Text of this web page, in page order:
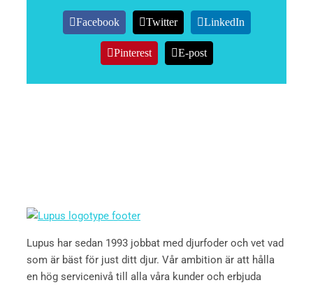
Facebook Twitter LinkedIn
Pinterest E-post
Lupus har sedan 1993 jobbat med djurfoder och vet vad
som är bäst för just ditt djur. Vår ambition är att hålla
en hög servicenivå till alla våra kunder och erbjuda